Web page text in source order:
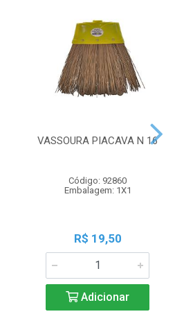
VASSOURA PIACAVA N 16
Código: 92860
Embalagem: 1X1
R$ 19,50
Adicionar